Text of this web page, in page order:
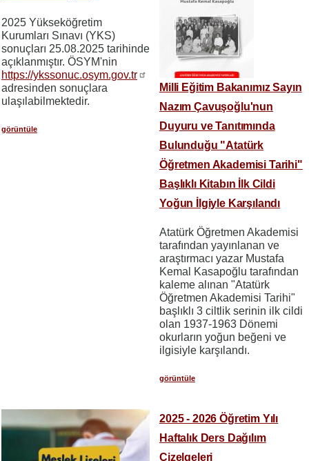
2025 Yükseköğretim
Kurumları Sınavı (YKS)
sonuçları 25.08.2025 tarihinde
açıklanmıştır. ÖSYM'nin
https://ykssonuc.osym.gov.tr
adresinden sonuçlara
ulaşılabilmektedir.
görüntüle
Milli Eğitim Bakanımız Sayın
Nazım Çavuşoğlu'nun
Duyuru ve Tanıtımında
Bulunduğu "Atatürk
Öğretmen Akademisi Tarihi"
Başlıklı Kitabın İlk Cildi
Yoğun İlgiyle Karşılandı
Atatürk Öğretmen Akademisi
tarafından yayınlanan ve
araştırmacı yazar Mustafa
Kemal Kasapoğlu tarafından
kaleme alınan "Atatürk
Öğretmen Akademisi Tarihi"
başlıklı 3 ciltlik serinin ilk cildi
olan 1937-1963 Dönemi
okurların yoğun beğeni ve
ilgisiyle karşılandı.
görüntüle
2025 - 2026 Öğretim Yılı
Haftalık Ders Dağılım
Çizelgeleri